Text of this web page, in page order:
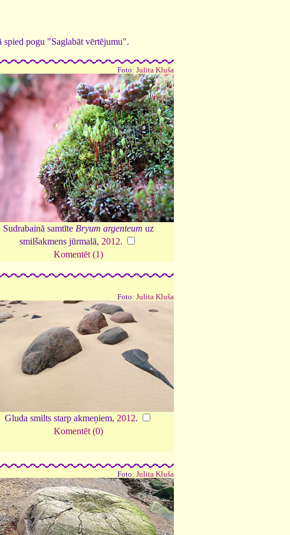
spied pogu "Saglabāt vērtējumu".
Foto: Julita Kluša
Sudrabainā samtīte Bryum argenteum uz
smilšakmens jūrmalā, 2012.
Komentēt (1)
Foto: Julita Kluša
Gluda smilts starp akmeņiem, 2012.
Komentēt (0)
Foto: Julita Kluša